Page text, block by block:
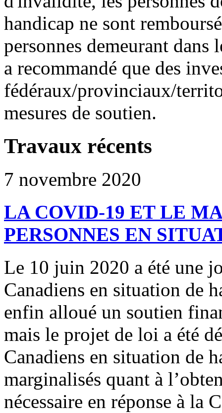
handicap ne sont
personnes demeurant dans
a recommandé que des
fédéraux/provinciaux/
mesures de soutien.
Travaux récents
7 novembre 2020
LA COVID-19 ET LE
PERSONNES EN
Le 10 juin 2020 a été une
Canadiens en situation de
enfin alloué un soutien
mais le projet de loi a été
Canadiens en situation de
marginalisés quant à
nécessaire en réponse à